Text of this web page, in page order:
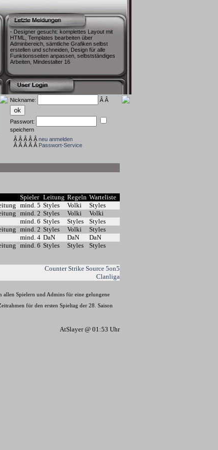
- Designer gesucht: komplettes Layout mit
HTML, Templates bearbeiten über
Adminbereich, sämtliche Grafiken selbst
erstellen und schneiden, Design für alle
Funktionsseiten anpassen, selbstständiges
Arbeiten, Mindestalter 16
Nickname: Â Â
Passwort:
speichern
Â Â Â Â Â neu anmelden
Â Â Â Â Â Passwort-Service
Spieler Leitung Regeln Warteliste
mind. 5 Styles Volki
Styles
mind. 2 Styles Volki
Volki
mind. 6 Styles Styles
Styles
mind. 2 Styles Volki
Styles
mind. 4 DaN DaN
DaN
mind. 6 Styles Styles Styles
Counter Strike Source 5on5
Clanliga
allen Spielern und Admins für eine gelungene
für den ersten Spieltag der 28. Saison
AtSlayer @ 01:53 Uhr